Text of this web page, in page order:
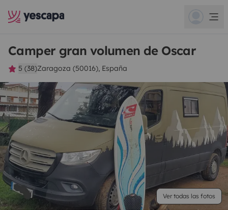
Camper gran volumen de Oscar
5 (38)Zaragoza (50016), España
Ver todas las fotos